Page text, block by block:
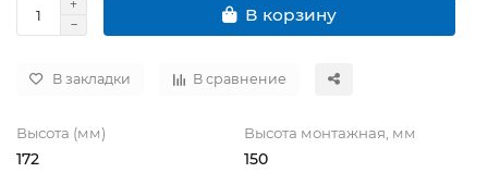
В корзину
В закладки В сравнение
Высота (мм)
172
Высота монтажная, мм
150